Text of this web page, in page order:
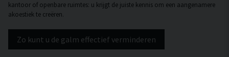
kantoor of openbare ruimtes: u krijgt de juiste kennis om een aangenamere
akoestiek te creëren.
Zo kunt u de galm effectief verminderen